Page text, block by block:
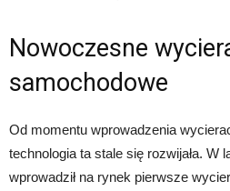
Nowoczesne
samochodowe
Od momentu wprowadzenia
technologia ta stale się rozwijała. W
wprowadził na rynek pierwsze